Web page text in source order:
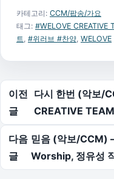
카테고리: CCM/팝송/가요
태그: #WELOVE CREATIVE
트, #위러브 #찬양, WELOVE
글 탐색
이전
글
다시 한번 (악보/
CREATIVE TEAM
다음
글
믿음 (악보/CCM)
Worship, 정유성